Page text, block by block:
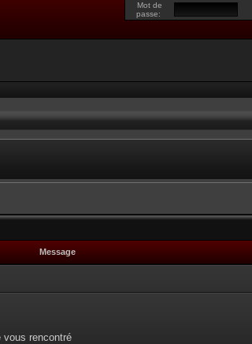
Mot de
passe:
Message
vous rencontré